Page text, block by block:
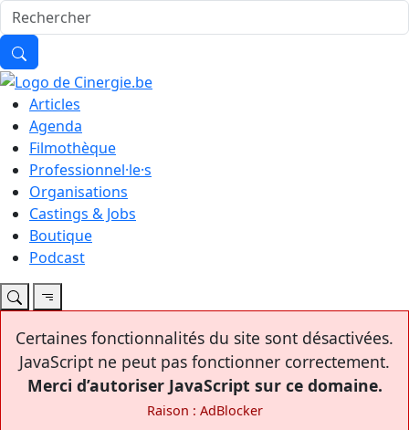
Articles
Agenda
Filmothèque
Professionnel·le·s
Organisations
Castings & Jobs
Boutique
Podcast
Certaines fonctionnalités du site sont désactivées.
JavaScript ne peut pas fonctionner correctement.
Merci d’autoriser JavaScript sur ce domaine.
Raison : AdBlocker